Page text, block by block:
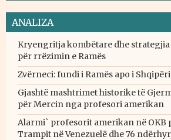
ANALIZA
Kryengritja kombëtare dhe strategjia
për rrëzimin e Ramës
Zvërneci: fundi i Ramës apo i
Gjashtë mashtrimet historike të
për Mercin nga profesori amerikan
Alarmi` profesorit amerikan në OKB
Trampit në Venezuelë dhe 76